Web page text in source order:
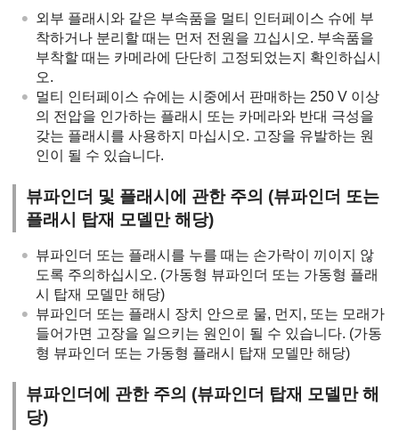
외부 플래시와 같은 부속품을 멀티 인터페이스 슈에 부
착하거나 분리할 때는 먼저 전원을 끄십시오. 부속품을
부착할 때는 카메라에 단단히 고정되었는지 확인하십시
오.
멀티 인터페이스 슈에는 시중에서 판매하는 250 V 이상
의 전압을 인가하는 플래시 또는 카메라와 반대 극성을
갖는 플래시를 사용하지 마십시오. 고장을 유발하는 원
인이 될 수 있습니다.
뷰파인더 및 플래시에 관한 주의 (뷰파인더 또는
플래시 탑재 모델만 해당)
뷰파인더 또는 플래시를 누를 때는 손가락이 끼이지 않
도록 주의하십시오. (가동형 뷰파인더 또는 가동형 플래
시 탑재 모델만 해당)
뷰파인더 또는 플래시 장치 안으로 물, 먼지, 또는 모래가
들어가면 고장을 일으키는 원인이 될 수 있습니다. (가동
형 뷰파인더 또는 가동형 플래시 탑재 모델만 해당)
뷰파인더에 관한 주의 (뷰파인더 탑재 모델만 해
당)